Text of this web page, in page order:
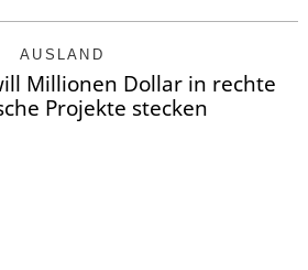
AUSLAND
Millionen Dollar in rechte
Projekte stecken